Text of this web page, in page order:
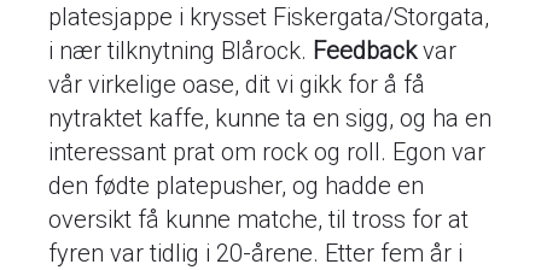
platesjappe i krysset Fiskergata/Storgata,
i nær tilknytning Blårock. Feedbackvar
vår virkelige oase, dit vi gikk for å få
nytraktet kaffe, kunne ta en sigg, og ha en
interessant prat om rock og roll. Egon var
den fødte platepusher, og hadde en
oversikt få kunne matche, til tross for at
fyren var tidlig i 20-årene. Etter fem år i